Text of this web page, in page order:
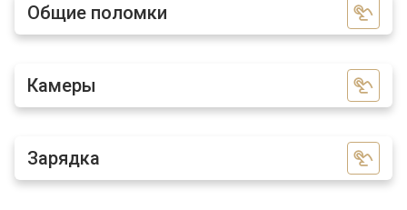
Общие поломки
Камеры
Зарядка